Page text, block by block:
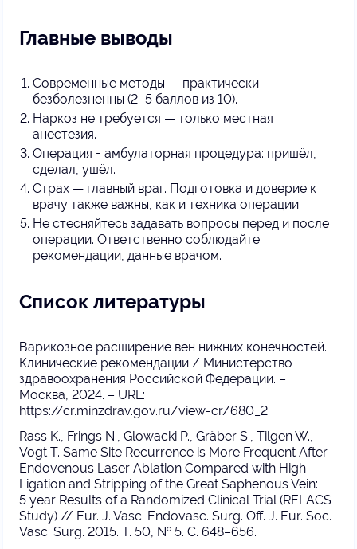
Главные выводы
Современные методы — практически
безболезненны (2–5 баллов из 10).
Наркоз не требуется — только местная
анестезия.
Операция = амбулаторная процедура: пришёл,
сделал, ушёл.
Страх — главный враг. Подготовка и доверие к
врачу также важны, как и техника операции.
Не стесняйтесь задавать вопросы перед и после
операции. Ответственно соблюдайте
рекомендации, данные врачом.
Список литературы
Варикозное расширение вен нижних конечностей.
Клинические рекомендации / Министерство
здравоохранения Российской Федерации. –
Москва, 2024. – URL:
https://cr.minzdrav.gov.ru/view-cr/680_2.
Rass K., Frings N., Glowacki P., Gräber S., Tilgen W.,
Vogt T. Same Site Recurrence is More Frequent After
Endovenous Laser Ablation Compared with High
Ligation and Stripping of the Great Saphenous Vein:
5 year Results of a Randomized Clinical Trial (RELACS
Study) // Eur. J. Vasc. Endovasc. Surg. Off. J. Eur. Soc.
Vasc. Surg. 2015. Т. 50, № 5. С. 648–656.